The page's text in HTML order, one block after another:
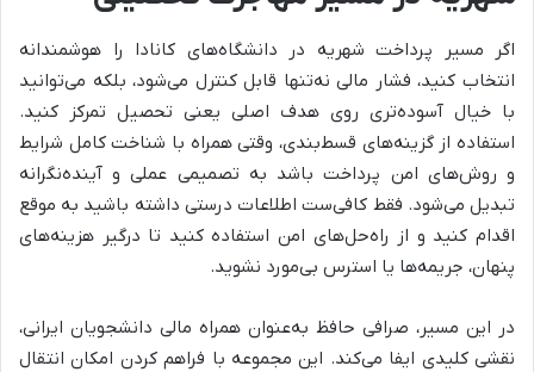
اگر مسیر پرداخت شهریه در دانشگاه‌های کانادا را هوشمندانه
انتخاب کنید، فشار مالی نه‌تنها قابل کنترل می‌شود، بلکه می‌توانید
با خیال آسوده‌تری روی هدف اصلی یعنی تحصیل تمرکز کنید.
استفاده از گزینه‌های قسط‌بندی، وقتی همراه با شناخت کامل شرایط
و روش‌های امن پرداخت باشد به تصمیمی عملی و آینده‌نگرانه
تبدیل می‌شود. فقط کافی‌ست اطلاعات درستی داشته باشید به موقع
اقدام کنید و از راه‌حل‌های امن استفاده کنید تا درگیر هزینه‌های
پنهان، جریمه‌ها یا استرس بی‌مورد نشوید.
در این مسیر، صرافی حافظ به‌عنوان همراه مالی دانشجویان ایرانی،
نقشی کلیدی ایفا می‌کند. این مجموعه با فراهم کردن امکان انتقال